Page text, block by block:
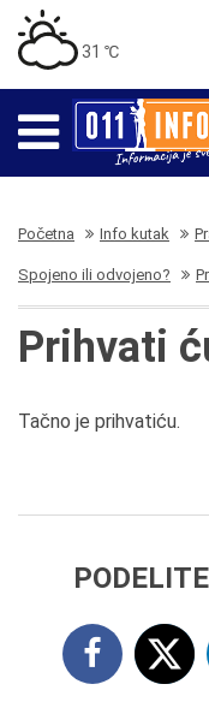
31 ℃
Početna Info kutak
Spojeno ili odvojeno?
Prihvati
Tačno je prihvatiću.